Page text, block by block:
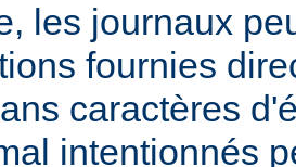
les journaux
fournies
caractères
intentionnés